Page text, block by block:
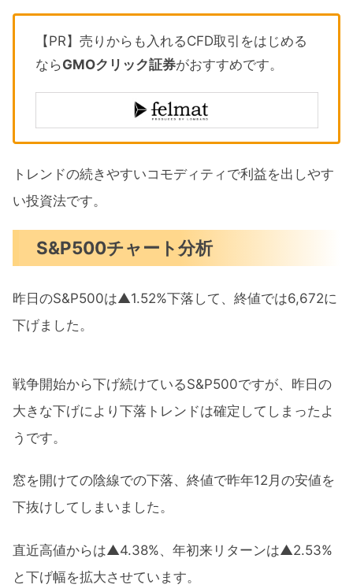
【PR】売りからも入れるCFD取引をはじめる
ならGMOクリック証券がおすすめです。
トレンドの続きやすいコモディティで利益を出しやす
い投資法です。
S&P500チャート分析
昨日のS&P500は▲1.52%下落して、終値では6,672に
下げました。
戦争開始から下げ続けているS&P500ですが、昨日の
大きな下げにより下落トレンドは確定してしまったよ
うです。
窓を開けての陰線での下落、終値で昨年12月の安値を
下抜けしてしまいました。
直近高値からは▲4.38%、年初来リターンは▲2.53%
と下げ幅を拡大させています。